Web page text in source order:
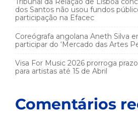
dos Santos não usou fundos
participação na Efacec
Coreógrafa angolana Aneth Silva
participar do ‘Mercado das Artes
Visa For Music 2026 prorroga
para artistas até 15 de Abril
Comentários